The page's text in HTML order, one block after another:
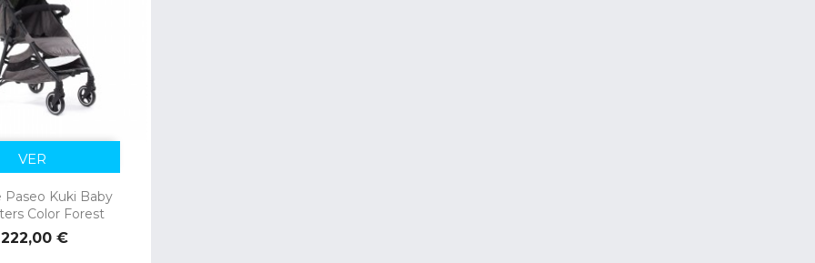
Paseo Kuki Baby
Color Forest
Precio
222,00 €
VER